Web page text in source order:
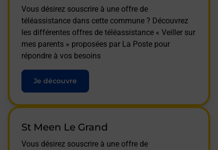
Vous désirez souscrire à une offre de
téléassistance dans cette commune ? Découvrez
les différentes offres de téléassistance « Veiller sur
mes parents » proposées par La Poste pour
répondre à vos besoins
Je découvre
St Meen Le Grand
Vous désirez souscrire à une offre de